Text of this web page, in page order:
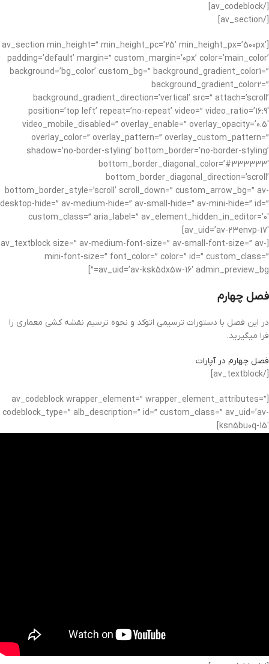
[/av_codeblock]
[/av_section]
[av_section min_height=” min_height_pc=’25’ min_height_px=’500px’
padding=’default’ margin=” custom_margin=’0px’ color=’main_color’
background=’bg_color’ custom_bg=” background_gradient_color1=”
background_gradient_color2=”
background_gradient_direction=’vertical’ src=” attach=’scroll’
position=’top left’ repeat=’no-repeat’ video=” video_ratio=’16:9′
video_mobile_disabled=” overlay_enable=” overlay_opacity=’0.5′
overlay_color=” overlay_pattern=” overlay_custom_pattern=”
shadow=’no-border-styling’ bottom_border=’no-border-styling’
bottom_border_diagonal_color=’#333333′
bottom_border_diagonal_direction=’scroll’
bottom_border_style=’scroll’ scroll_down=” custom_arrow_bg=” av-
desktop-hide=” av-medium-hide=” av-small-hide=” av-mini-hide=” id=”
custom_class=” aria_label=” av_element_hidden_in_editor=’0′
av_uid=’av-23envp-17′]
[av_textblock size=” av-medium-font-size=” av-small-font-size=” av-
mini-font-size=” font_color=” color=” id=” custom_class=”
av_uid=’av-ksk5dx5w-16′ admin_preview_bg=”]
فصل چهارم
در این فصل با دستورات ترسیمی اتوکد و نحوه ترسیم نقشه کشی معماری را
فرا میگیرید.
فصل چهارم در آپارات
[/av_textblock]
[av_codeblock wrapper_element=” wrapper_element_attributes=”
codeblock_type=” alb_description=” id=” custom_class=” av_uid=’av-
ksn5bu0q-15′]